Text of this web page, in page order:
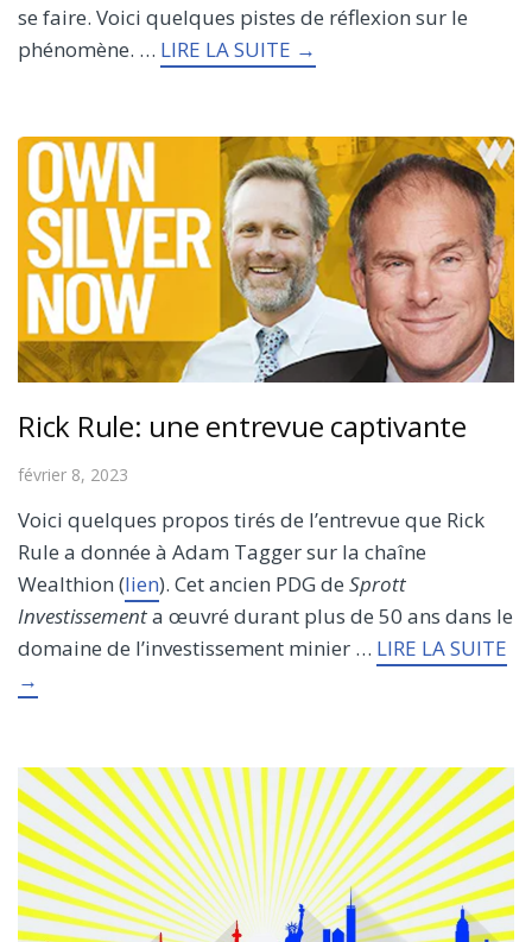
se faire. Voici quelques pistes de réflexion sur le
phénomène. … LIRE LA SUITE →
Rick Rule: une entrevue captivante
février 8, 2023
Voici quelques propos tirés de l’entrevue que Rick
Rule a donnée à Adam Tagger sur la chaîne
Wealthion (lien). Cet ancien PDG de Sprott
Investissementa œuvré durant plus de 50 ans dans le
domaine de l’investissement minier … LIRE LA SUITE
→